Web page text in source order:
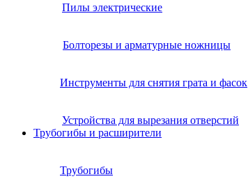
Пилы электрические
Болторезы и арматурные ножницы
Инструменты для снятия грата и фасок
Устройства для вырезания отверстий
Трубогибы и расширители
Трубогибы